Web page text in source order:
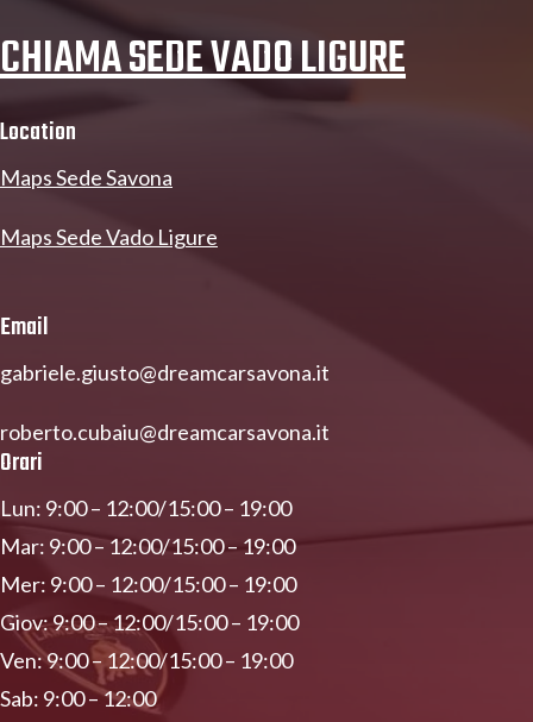
CHIAMA SEDE VADO LIGURE
Location
Maps Sede Savona
Maps Sede Vado Ligure
Email
gabriele.giusto@dreamcarsavona.it
roberto.cubaiu@dreamcarsavona.it
Orari
Lun: 9:00 – 12:00/15:00 – 19:00
Mar: 9:00 – 12:00/15:00 – 19:00
Mer: 9:00 – 12:00/15:00 – 19:00
Giov: 9:00 – 12:00/15:00 – 19:00
Ven: 9:00 – 12:00/15:00 – 19:00
Sab: 9:00 – 12:00